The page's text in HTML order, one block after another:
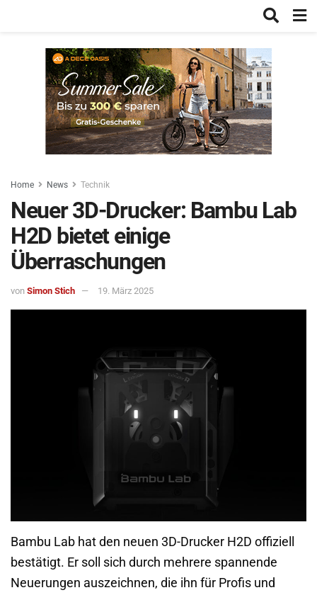
Home News Technik
Neuer 3D-Drucker: Bambu Lab
H2D bietet einige
Überraschungen
von Simon Stich 19. März 2025
Bambu Lab hat den neuen 3D-Drucker H2D offiziell
bestätigt. Er soll sich durch mehrere spannende
Neuerungen auszeichnen, die ihn für Profis und